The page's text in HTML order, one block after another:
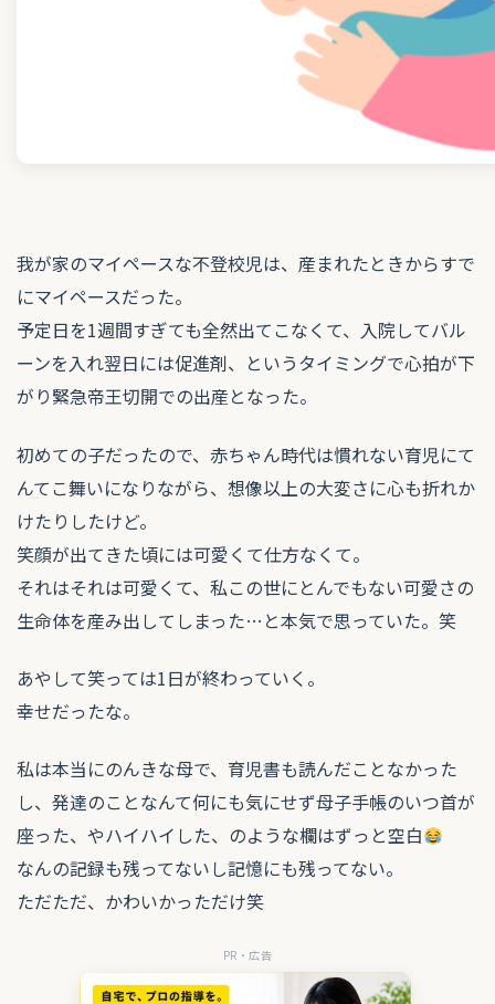
我が家のマイペースな不登校児は、産まれたときからすで
にマイペースだった。
予定日を1週間すぎても全然出てこなくて、入院してバル
ーンを入れ翌日には促進剤、というタイミングで心拍が下
がり緊急帝王切開での出産となった。
初めての子だったので、赤ちゃん時代は慣れない育児にて
んてこ舞いになりながら、想像以上の大変さに心も折れか
けたりしたけど。
笑顔が出てきた頃には可愛くて仕方なくて。
それはそれは可愛くて、私この世にとんでもない可愛さの
生命体を産み出してしまった…と本気で思っていた。笑
あやして笑っては1日が終わっていく。
幸せだったな。
私は本当にのんきな母で、育児書も読んだことなかった
し、発達のことなんて何にも気にせず母子手帳のいつ首が
座った、やハイハイした、のような欄はずっと空白
なんの記録も残ってないし記憶にも残ってない。
ただただ、かわいかっただけ笑
PR・広告